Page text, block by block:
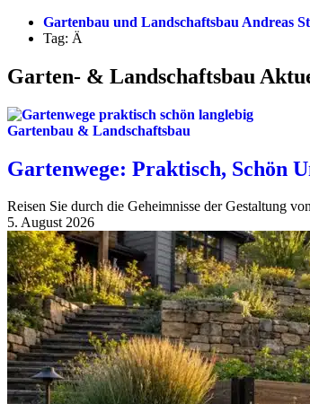
Gartenbau und Landschaftsbau Andreas
Tag: Ä
Garten- & Landschaftsbau
Gartenbau & Landschaftsbau
Gartenwege: Praktisch, Schön
Reisen Sie durch die Geheimnisse der Gestaltung
5. August 2026